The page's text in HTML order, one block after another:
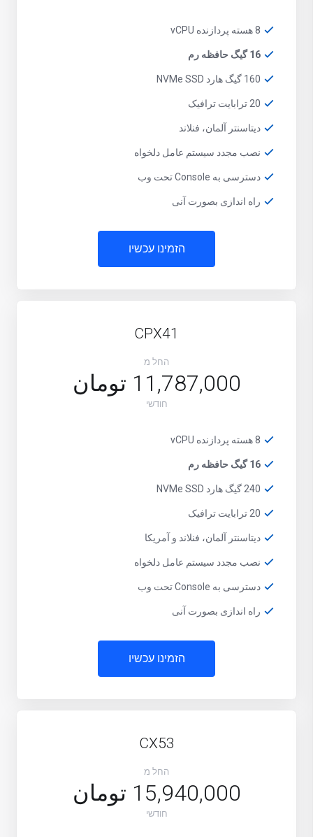
8 هسته پردازنده vCPU
16 گیگ حافظه رم
160 گیگ هارد NVMe SSD
20 ترابایت ترافیک
دیتاسنتر آلمان، فنلاند
نصب مجدد سیستم عامل دلخواه
دسترسی به Console تحت وب
راه اندازی بصورت آنی
הזמינו עכשיו
CPX41
החל מ
11,787,000 تومان
חודשי
8 هسته پردازنده vCPU
16 گیگ حافظه رم
240 گیگ هارد NVMe SSD
20 ترابایت ترافیک
دیتاسنتر آلمان، فنلاند و آمریکا
نصب مجدد سیستم عامل دلخواه
دسترسی به Console تحت وب
راه اندازی بصورت آنی
הזמינו עכשיו
CX53
החל מ
15,940,000 تومان
חודשי